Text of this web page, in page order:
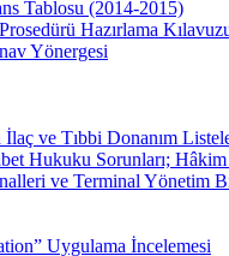
Tablosu (2014-2015)
Hazırlama
Yönergesi
ve Tıbbi Donanım
Hukuku Sorunları;
ve Terminal Yönetim
Uygulama İncelemesi